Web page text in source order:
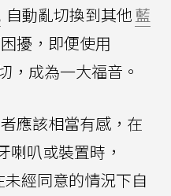
自動亂切換到其他藍
擾，即便使用
，成為一大福音。
應該相當有感，在
喇叭或裝置時，
未經同意的情況下自